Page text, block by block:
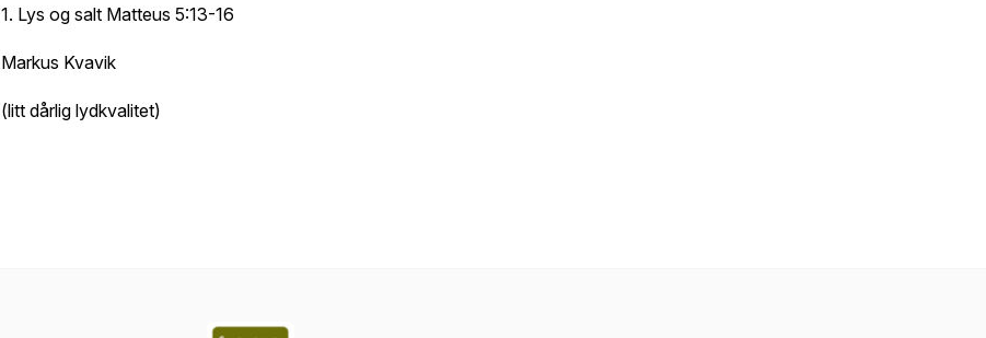
1. Lys og salt Matteus 5:13-16
Markus Kvavik
(litt dårlig lydkvalitet)